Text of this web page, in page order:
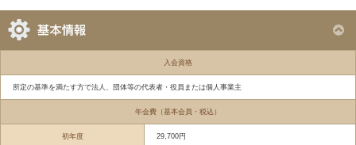
入会資格
所定の基準を満たす方で法人、団体等の代表者・役員または個人事業主
年会費（基本会員・税込）
初年度 29,700円